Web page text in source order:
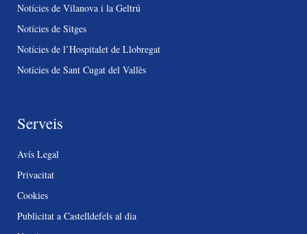
Notícies de Vilanova i la Geltrú
Notícies de Sitges
Notícies de l’Hospitalet de Llobregat
Notícies de Sant Cugat del Vallès
Serveis
Avís Legal
Privacitat
Cookies
Publicitat a Castelldefels al dia